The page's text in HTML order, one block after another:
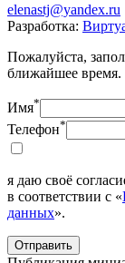
elenastj@yandex.ru
Разработка:
Пожалуйста,
ближайшее время.
Имя*
Телефон*
я даю своё
в соответствии с «
данных».
Отправить